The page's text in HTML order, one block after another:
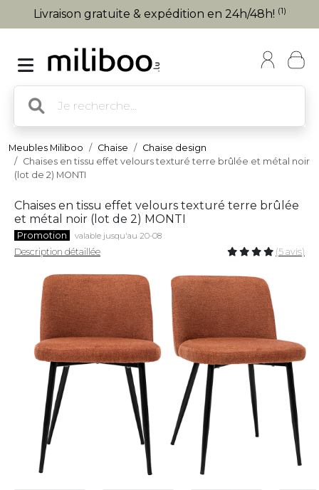
Livraison gratuite & expédition en 24h/48h! (1)
Meubles Miliboo Chaise
Chaise design
Chaises en tissu effet velours texturé terre brûlée et métal noir
(lot de 2) MONTI
Chaises en tissu effet velours texturé terre brûlée
et métal noir (lot de 2) MONTI
Promotion valable jusqu'au 20-08
Description détaillée (5 avis)